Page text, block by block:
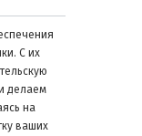
С их
делаем
на
ваших